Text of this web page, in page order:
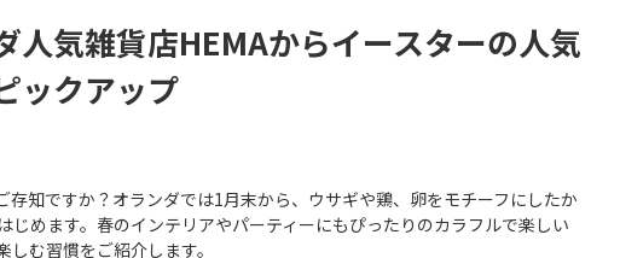
人気雑貨店HEMAからイースターの人気
ックアップ
存知ですか？オランダでは1月末から、ウサギや鶏、卵をモチーフにしたか
じめます。春のインテリアやパーティーにもぴったりのカラフルで楽しい
む習慣をご紹介します。